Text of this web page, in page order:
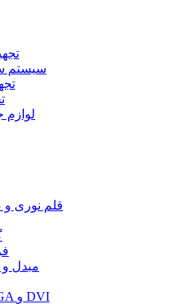
سیستم
قلم نوری و
مبدل و
کابل VGA و DVI